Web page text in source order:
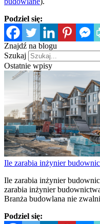
Podziel się:
Znajdź na blogu
Szukaj
Ostatnie wpisy
Ile zarabia inżynier
Ile zarabia inżynier
zarabia inżynier
Branża budowlana nie
Podziel się: